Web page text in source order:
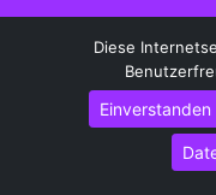
Unser
letzten 20 Jahre
Diese
Einverstanden